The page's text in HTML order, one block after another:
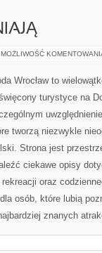
MOŻLIWOŚĆ
Wrocław to
turystyce na
tworzą niezwykle
Strona jest
ciekawe opisy
oraz
osób, które lubią
znanych